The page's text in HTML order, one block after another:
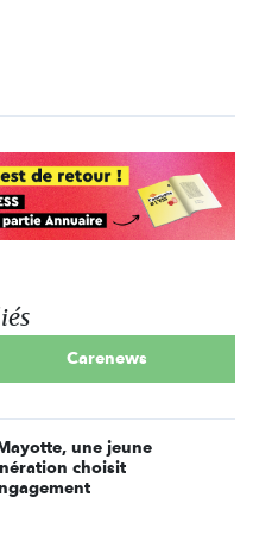
Carenews
une jeune
choisit